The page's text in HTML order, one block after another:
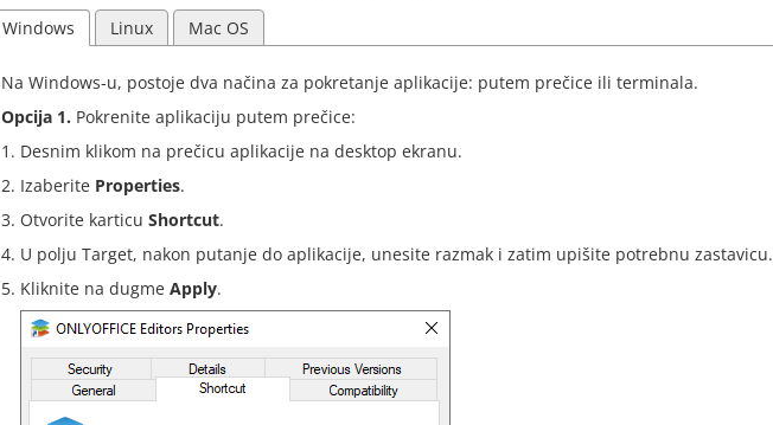
Windows
Linux Mac OS
Na Windows-u, postoje dva načina za pokretanje aplikacije: putem prečice ili terminala.
Opcija 1. Pokrenite aplikaciju putem prečice:
Desnim klikom na prečicu aplikacije na desktop ekranu.
Izaberite Properties.
Otvorite karticu Shortcut.
U polju Target, nakon putanje do aplikacije, unesite razmak i zatim upišite potrebnu zastavicu.
Kliknite na dugme Apply.